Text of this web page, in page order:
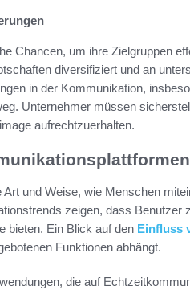
Chancen, um ihre Zielgruppen
diversifiziert und an
in der Kommunikation,
Unternehmer müssen
aufrechtzuerhalten.
und Weise, wie Menschen
zeigen, dass Benutzer
bieten. Ein Blick auf den Einfluss
Funktionen abhängt.
die auf